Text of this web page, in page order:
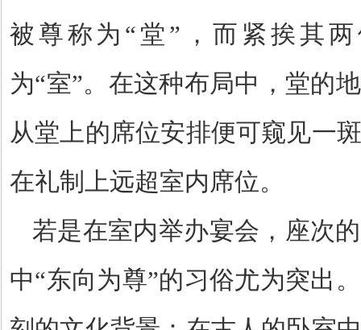
被尊称为 “ 堂 ” ，而紧挨其
为“室”。在这种布局中，堂的
从堂上的席位安排便可窥见一
在礼制上远超室内席位。
若是在室内举办宴会，座次
中“东向为尊”的习俗尤为突出